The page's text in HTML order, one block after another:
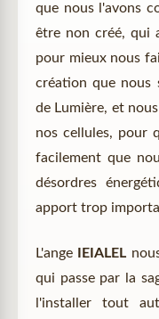
que nous l'avons
être non créé, qui
pour mieux nous
création que nous
de Lumière, et
nos cellules, pour
facilement que
désordres
apport trop
L'ange IEIALEL
qui passe par la
l'installer tout